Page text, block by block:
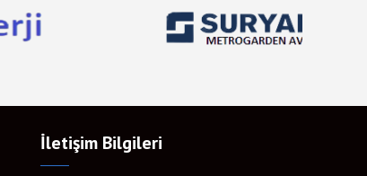
İletişim Bilgileri